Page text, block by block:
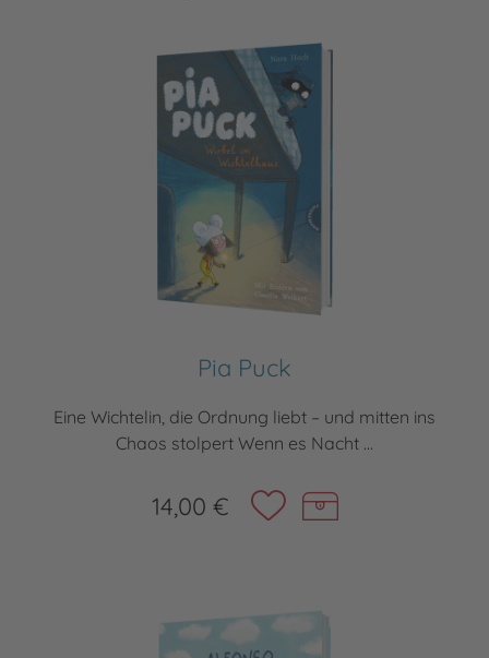
Pia Puck
Eine Wichtelin, die Ordnung liebt – und mitten ins
Chaos stolpert Wenn es Nacht ...
14,00 €